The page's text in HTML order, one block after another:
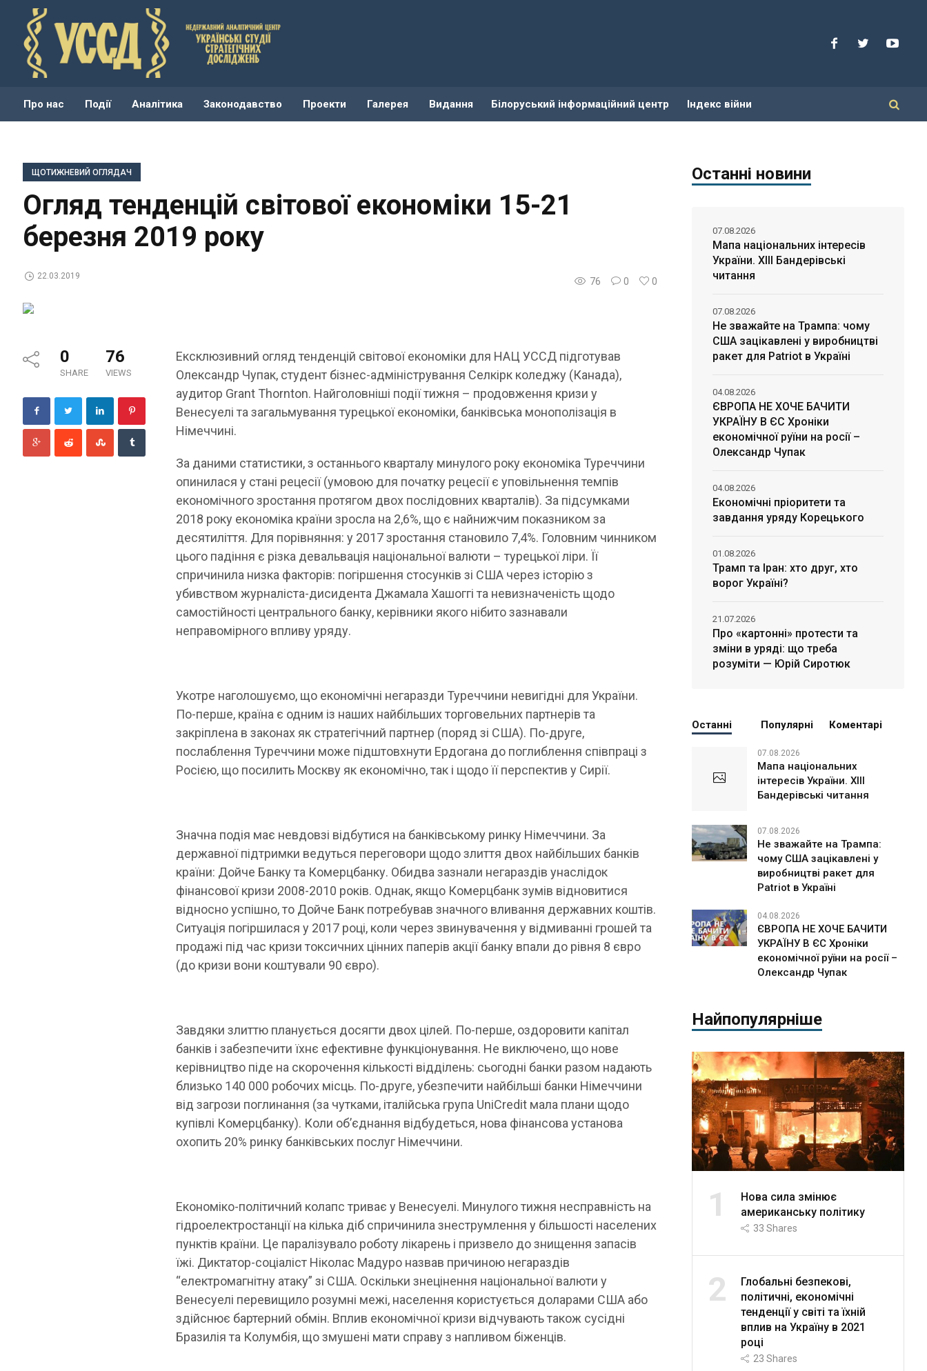
Про нас Події Аналітика Законодавство Проекти Галерея Видання Білоруський інформаційний центр Індекс війни
ЩОТИЖНЕВИЙ ОГЛЯДАЧ
Огляд тенденцій світової економіки 15-21
березня 2019 року
76 0 0
22.03.2019
0
SHARE
76
VIEWS
Ексклюзивний огляд тенденцій світової економіки для НАЦ УССД підготував
Олександр Чупак, студент бізнес-адміністрування Селкірк коледжу (Канада),
аудитор Grant Thornton. Найголовніші події тижня – продовження кризи у
Венесуелі та загальмування турецької економіки, банківська монополізація в
Німеччині.
За даними статистики, з останнього кварталу минулого року економіка Туреччини
опинилася у стані рецесії (умовою для початку рецесії є уповільнення темпів
економічного зростання протягом двох послідовних кварталів). За підсумками
2018 року економіка країни зросла на 2,6%, що є найнижчим показником за
десятиліття. Для порівняння: у 2017 зростання становило 7,4%. Головним чинником
цього падіння є різка девальвація національної валюти – турецької ліри. Її
спричинила низка факторів: погіршення стосунків зі США через історію з
убивством журналіста-дисидента Джамала Хашоггі та невизначеність щодо
самостійності центрального банку, керівники якого нібито зазнавали
неправомірного впливу уряду.
Укотре наголошуємо, що економічні негаразди Туреччини невигідні для України.
По-перше, країна є одним із наших найбільших торговельних партнерів та
закріплена в законах як стратегічний партнер (поряд зі США). По-друге,
послаблення Туреччини може підштовхнути Ердогана до поглиблення співпраці з
Росією, що посилить Москву як економічно, так і щодо її перспектив у Сирії.
Значна подія має невдовзі відбутися на банківському ринку Німеччини. За
державної підтримки ведуться переговори щодо злиття двох найбільших банків
країни: Дойче Банку та Комерцбанку. Обидва зазнали негараздів унаслідок
фінансової кризи 2008-2010 років. Однак, якщо Комерцбанк зумів відновитися
відносно успішно, то Дойче Банк потребував значного вливання державних коштів.
Ситуація погіршилася у 2017 році, коли через звинувачення у відмиванні грошей та
продажі під час кризи токсичних цінних паперів акції банку впали до рівня 8 євро
(до кризи вони коштували 90 євро).
Завдяки злиттю планується досягти двох цілей. По-перше, оздоровити капітал
банків і забезпечити їхнє ефективне функціонування. Не виключено, що нове
керівництво піде на скорочення кількості відділень: сьогодні банки разом надають
близько 140 000 робочих місць. По-друге, убезпечити найбільші банки Німеччини
від загрози поглинання (за чутками, італійська група UniCredit мала плани щодо
купівлі Комерцбанку). Коли об’єднання відбудеться, нова фінансова установа
охопить 20% ринку банківських послуг Німеччини.
Економіко-політичний колапс триває у Венесуелі. Минулого тижня несправність на
гідроелектростанції на кілька діб спричинила знеструмлення у більшості населених
пунктів країни. Це паралізувало роботу лікарень і призвело до знищення запасів
їжі. Диктатор-соціаліст Ніколас Мадуро назвав причиною негараздів
“електромагнітну атаку” зі США. Оскільки знецінення національної валюти у
Венесуелі перевищило розумні межі, населення користується доларами США або
здійснює бартерний обмін. Вплив економічної кризи відчувають також сусідні
Бразилія та Колумбія, що змушені мати справу з напливом біженців.
Останні новини
Мапа національних інтересів
України. ХІІІ Бандерівські
читання
07.08.2026
Не зважайте на Трампа: чому
США зацікавлені у виробництві
ракет для Patriot в Україні
07.08.2026
ЄВРОПА НЕ ХОЧЕ БАЧИТИ
УКРАЇНУ В ЄС Хроніки
економічної руїни на росії –
Олександр Чупак
04.08.2026
Економічні пріоритети та
завдання уряду Корецького
04.08.2026
Трамп та Іран: хто друг, хто
ворог Україні?
01.08.2026
Про «картонні» протести та
зміни в уряді: що треба
розуміти — Юрій Сиротюк
21.07.2026
Останні Популярні Коментарі
07.08.2026
Мапа національних
інтересів України. ХІІІ
Бандерівські читання
07.08.2026
Не зважайте на Трампа:
чому США зацікавлені у
виробництві ракет для
Patriot в Україні
04.08.2026
ЄВРОПА НЕ ХОЧЕ БАЧИТИ
УКРАЇНУ В ЄС Хроніки
економічної руїни на росії –
Олександр Чупак
Найпопулярніше
1
Нова сила змінює
американську політику
33 Shares
2
Глобальні безпекові,
політичні, економічні
тенденції у світі та їхній
вплив на Україну в 2021
році
23 Shares